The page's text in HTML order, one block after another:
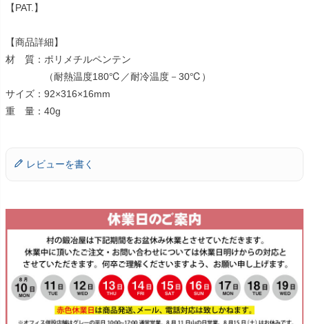
【PAT.】
【商品詳細】
材 質：ポリメチルペンテン
（耐熱温度180℃／耐冷温度－30℃）
サイズ：92×316×16mm
重 量：40g
レビューを書く